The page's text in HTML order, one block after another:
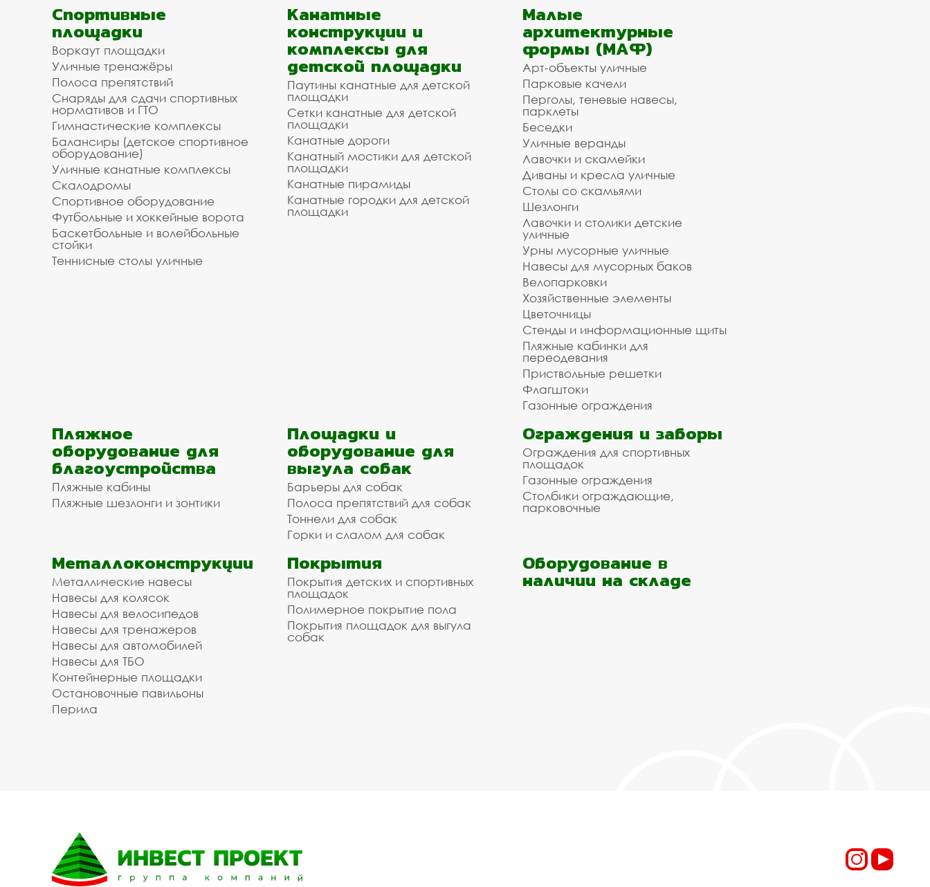
Спортивные
площадки
Воркаут площадки
Уличные тренажёры
Полоса препятствий
Снаряды для сдачи спортивных
нормативов и ГТО
Гимнастические комплексы
Балансиры (детское спортивное
оборудование)
Уличные канатные комплексы
Скалодромы
Спортивное оборудование
Футбольные и хоккейные ворота
Баскетбольные и волейбольные
стойки
Теннисные столы уличные
Канатные
конструкции и
комплексы для
детской площадки
Паутины канатные для детской
площадки
Сетки канатные для детской
площадки
Канатные дороги
Канатный мостики для детской
площадки
Канатные пирамиды
Канатные городки для детской
площадки
Малые
архитектурные
формы (МАФ)
Арт-объекты уличные
Парковые качели
Перголы, теневые навесы,
парклеты
Беседки
Уличные веранды
Лавочки и скамейки
Диваны и кресла уличные
Столы со скамьями
Шезлонги
Лавочки и столики детские
уличные
Урны мусорные уличные
Навесы для мусорных баков
Велопарковки
Хозяйственные элементы
Цветочницы
Стенды и информационные щиты
Пляжные кабинки для
переодевания
Приствольные решетки
Флагштоки
Газонные ограждения
Пляжное
оборудование для
благоустройства
Пляжные кабины
Пляжные шезлонги и зонтики
Площадки и
оборудование для
выгула собак
Барьеры для собак
Полоса препятствий для собак
Тоннели для собак
Горки и слалом для собак
Ограждения и заборы
Ограждения для спортивных
площадок
Газонные ограждения
Столбики ограждающие,
парковочные
Металлоконструкции
Металлические навесы
Навесы для колясок
Навесы для велосипедов
Навесы для тренажеров
Навесы для автомобилей
Навесы для ТБО
Контейнерные площадки
Остановочные павильоны
Перила
Покрытия
Покрытия детских и спортивных
площадок
Полимерное покрытие пола
Покрытия площадок для выгула
собак
Оборудование в
наличии на складе